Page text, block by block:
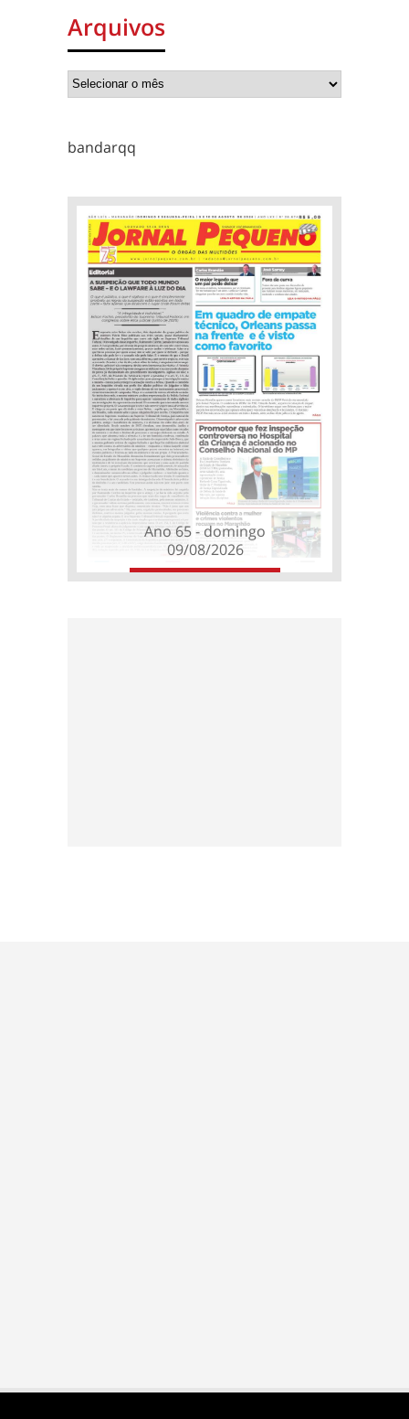
Arquivos
bandarqq
Ano 65 - domingo
09/08/2026